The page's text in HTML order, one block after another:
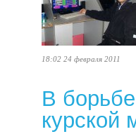
18:02 24 февраля 2011
В
курской